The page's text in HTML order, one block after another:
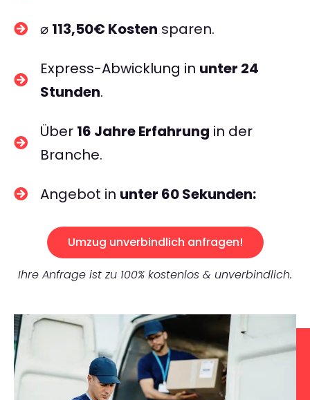
⌀ 113,50€ Kosten sparen.
Express-Abwicklung in unter 24
Stunden.
Über 16 Jahre Erfahrung in der
Branche.
Angebot in unter 60 Sekunden:
Umzug unverbindlich anfragen!
Ihre Anfrage ist zu 100% kostenlos & unverbindlich.